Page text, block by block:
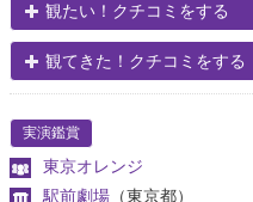
観たい！クチコミをする
観てきた！クチコミをする
実演鑑賞
東京オレンジ
駅前劇場 （東京都）